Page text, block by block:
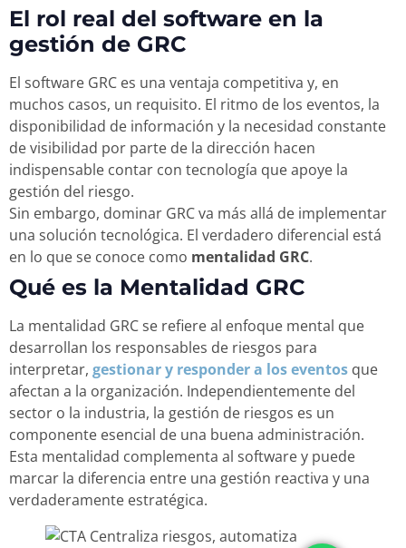
El rol real del software en la
gestión de GRC
El software GRC es una ventaja competitiva y, en
muchos casos, un requisito. El ritmo de los eventos, la
disponibilidad de información y la necesidad constante
de visibilidad por parte de la dirección hacen
indispensable contar con tecnología que apoye la
gestión del riesgo.
Sin embargo, dominar GRC va más allá de implementar
una solución tecnológica. El verdadero diferencial está
en lo que se conoce como mentalidad GRC.
Qué es la Mentalidad GRC
La mentalidad GRC se refiere al enfoque mental que
desarrollan los responsables de riesgos para
interpretar, gestionar y responder a los eventos que
afectan a la organización. Independientemente del
sector o la industria, la gestión de riesgos es un
componente esencial de una buena administración.
Esta mentalidad complementa al software y puede
marcar la diferencia entre una gestión reactiva y una
verdaderamente estratégica.